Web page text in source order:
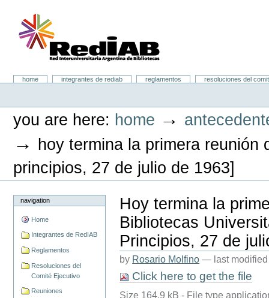
content.
Portal RedIAB
Sectionshome integrantes de rediab reglamentos
resoluciones del
you are here: home →
→
hoy termina la primera
principios, 27 de julio de 1963]
navigation
Home
Integrantes de RedIAB
Reglamentos
Resoluciones del
Comité Ejecutivo
Reuniones
Hoy termina la
Bibliotecas
Principios, 27 de
by Rosario Molfino — last
Click here to get the file
Size 164.9 kB - File type